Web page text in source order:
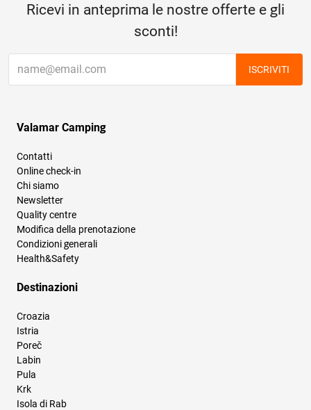
Ricevi in anteprima le nostre offerte e gli
sconti!
ISCRIVITI
Valamar Camping
Contatti
Online check-in
Chi siamo
Newsletter
Quality centre
Modifica della prenotazione
Condizioni generali
Health&Safety
Destinazioni
Croazia
Istria
Poreč
Labin
Pula
Krk
Isola di Rab